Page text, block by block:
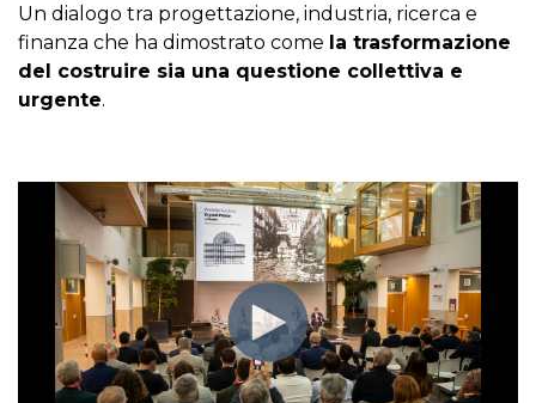
Un dialogo tra progettazione, industria, ricerca e
finanza che ha dimostrato come la trasformazione
del costruire sia una questione collettiva e
urgente.